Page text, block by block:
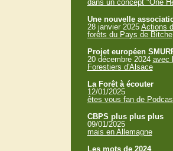
dans un concept "One
Une nouvelle
28 janvier 2025 Actions
forêts du Pays de Bitche
Projet européen
20 décembre 2024 avec
Forestiers d'Alsace
La Forêt à écouter
12/01/2025
êtes vous fan de
CBPS plus plus plus
09/01/2025
mais en Allemagne
Les mots de 2024